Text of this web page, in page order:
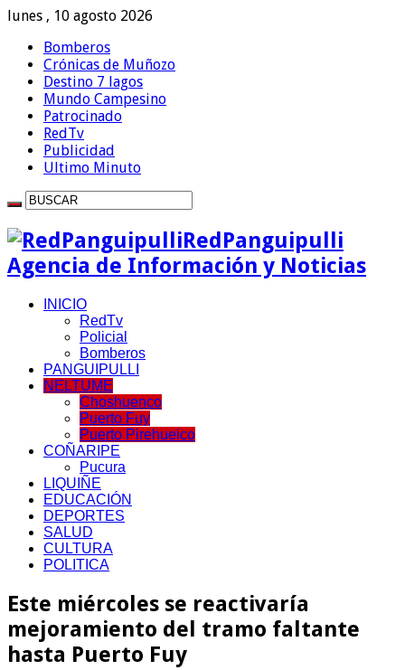
lunes , 10 agosto 2026
Bomberos
Crónicas de Muñozo
Destino 7 lagos
Mundo Campesino
Patrocinado
RedTv
Publicidad
Ultimo Minuto
RedPanguipulli
Agencia de Información y Noticias
INICIO
RedTv
Policial
Bomberos
PANGUIPULLI
NELTUME
Choshuenco
Puerto Fuy
Puerto Pirehueico
COÑARIPE
Pucura
LIQUIÑE
EDUCACIÓN
DEPORTES
SALUD
CULTURA
POLITICA
Este miércoles se reactivaría
mejoramiento del tramo faltante
hasta Puerto Fuy